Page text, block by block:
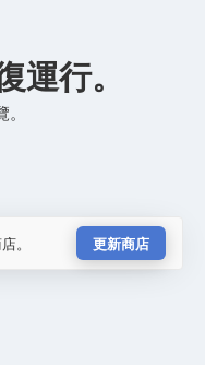
運行。
。 更新商店